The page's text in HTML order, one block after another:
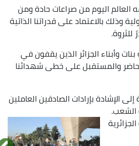
العالم اليوم من صراعات حادة ومن
وذلك بالاعتماد على قدراتنا الذاتية
وأبناء الجزائر الذين يقفون في
والمستقبل على خطى شهدائنا
الإشادة بإرادات الصادقين العاملين
الصورة
الصورة
الصورة